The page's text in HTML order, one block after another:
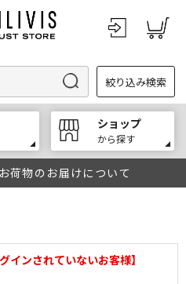
絞り込み検索
ショップ
から探す
荷物のお届けについて
インされていないお客様】